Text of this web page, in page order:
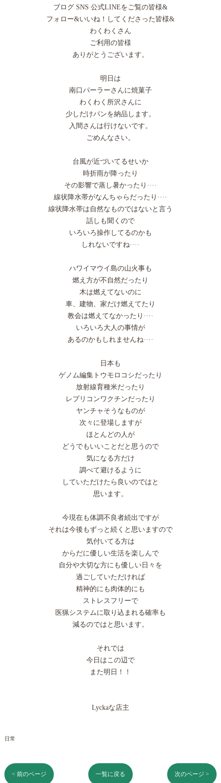
ブログ SNS 公式LINEをご覧の皆様&
フォロー&いいね！してくださった皆様&
わくわくさん
ご利用の皆様
ありがとうございます。
明日は
南口パーラーさんに焼菓子
わくわく所沢さんに
少しだけパンを納品します。
入間さんは行けないです。
ごめんなさい。
台風が近づいてるせいか
時折雨が降ったり
その影響で蒸し暑かったり····
線状降水帯がなんちゃらだったり····
線状降水帯は自然なものではないと言う
話しも聞くので
いろいろ操作してるのかも
しれないですね····
ハワイマウイ島の山火事も
燃え方が不自然だったり
木は燃えてないのに
車、建物、家だけ燃えてたり
教会は燃えてなかったり····
いろいろ大人の事情が
あるのかもしれませんね····
日本も
ゲノム編集トウモロコシだったり
放射線育種米だったり
レプリコンワクチンだったり
ヤンチャそうなものが
次々に登場しますが
ほとんどの人が
どうでもいいことだと思うので
気になる方だけ
調べて避けるように
していただけたら良いのではと
思います。
今現在も体調不良者続出ですが
それは今後もずっと続くと思いますので
気付いてる方は
からだに優しい生活を楽しんで
自分や大切な方にも優しい日々を
過ごしていただければ
精神的にも肉体的にも
ストレスフリーで
医猟システムに取り込まれる確率も
減るのではと思います。
それでは
今日はこの辺で
また明日！！
Lyckaな店主
日常
< 前のページ 一覧に戻る 次のページ >